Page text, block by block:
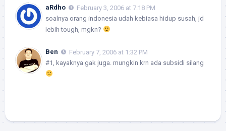
aRdho
February 3, 2006 at 7:18 PM
soalnya orang indonesia udah kebiasa hidup susah, jd
lebih tough, mgkn?
Ben
February 7, 2006 at 1:32 PM
#1, kayaknya gak juga. mungkin krn ada subsidi silang